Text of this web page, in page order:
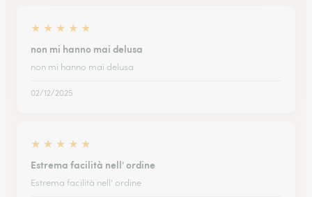
★ ★ ★ ★ ★
non mi hanno mai delusa
non mi hanno mai delusa
02/12/2025
★ ★ ★ ★ ★
Estrema facilità nell' ordine
Estrema facilità nell' ordine